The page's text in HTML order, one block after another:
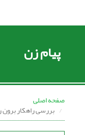
پیام زن
صفحه اصلی
بررسی راهکار برون